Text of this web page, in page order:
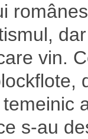
vin.
s-au